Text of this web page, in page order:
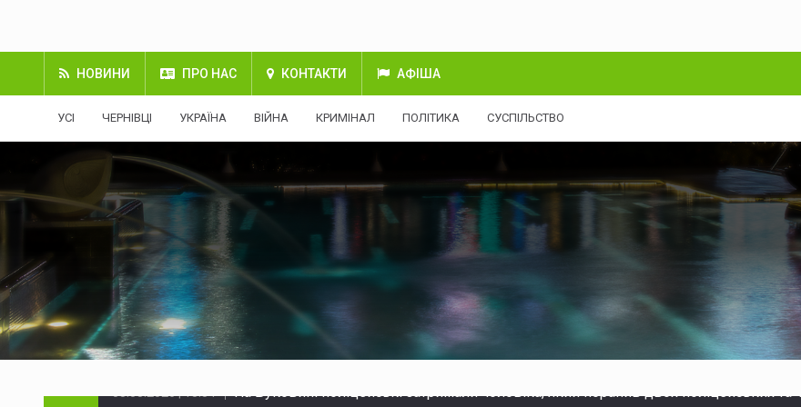
НОВИНИ ПРО НАС КОНТАКТИ АФІША
УСІ ЧЕРНІВЦІ УКРАЇНА ВІЙНА КРИМІНАЛ ПОЛІТИКА СУСПІЛЬСТВО